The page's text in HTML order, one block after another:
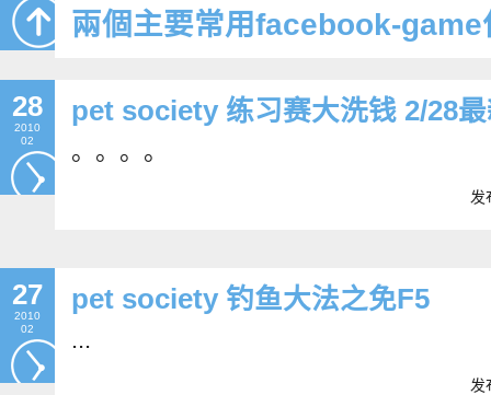
兩個主要常用facebook-game
28
2010
02
pet society 练习赛大洗钱 2/28
。。。。
发
27
2010
02
pet society 钓鱼大法之免F5
...
发